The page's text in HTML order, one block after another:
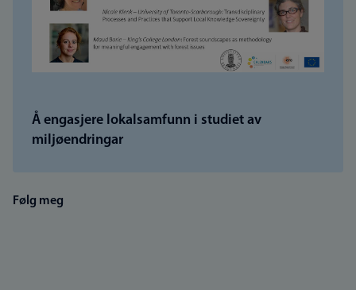
Å engasjere lokalsamfunn i studiet av
miljøendringar
Følg meg